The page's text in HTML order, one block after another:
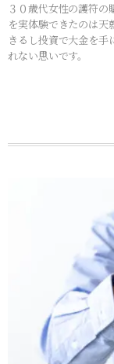
３０歳代女性の護符
を実体験できたのは
きるし投資で大金を手
れない思いです。